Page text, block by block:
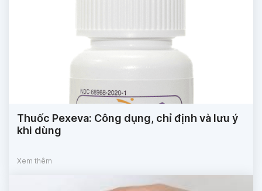
Thuốc Pexeva: Công dụng, chỉ định và lưu ý
khi dùng
Xem thêm